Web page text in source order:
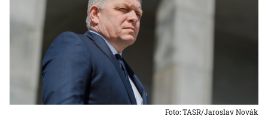
Foto: TASR/Jaroslav Novák